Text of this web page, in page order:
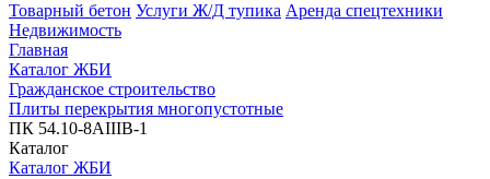
Товарный бетон Услуги Ж/Д тупика Аренда спецтехники
Недвижимость
Главная
Каталог ЖБИ
Гражданское строительство
Плиты перекрытия многопустотные
ПК 54.10-8АIIIВ-1
Каталог
Каталог ЖБИ